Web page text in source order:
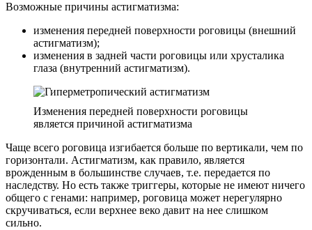
Возможные причины астигматизма:
изменения передней поверхности роговицы (внешний
астигматизм);
изменения в задней части роговицы или хрусталика
глаза (внутренний астигматизм).
Изменения передней поверхности роговицы
является причиной астигматизма
Чаще всего роговица изгибается больше по вертикали, чем по
горизонтали. Астигматизм, как правило, является
врожденным в большинстве случаев, т.е. передается по
наследству. Но есть также триггеры, которые не имеют ничего
общего с генами: например, роговица может нерегулярно
скручиваться, если верхнее веко давит на нее слишком
сильно.